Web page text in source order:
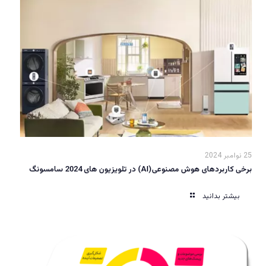
25 نوامبر 2024
برخی کاربردهای هوش مصنوعی(AI) در تلویزیون های 2024 سامسونگ
بیشتر بدانید